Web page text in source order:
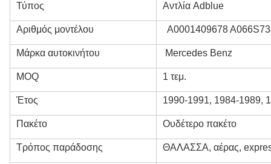
Τύπος Αντλία Adblue
Αριθμός μοντέλου A0001409678
Μάρκα αυτοκινήτου Mercedes Benz
MOQ 1 τεμ.
Έτος 1990-1991, 1984-1989,
Πακέτο Ουδέτερο πακέτο
Τρόπος παράδοσης ΘΑΛΑΣΣΑ, αέρας,